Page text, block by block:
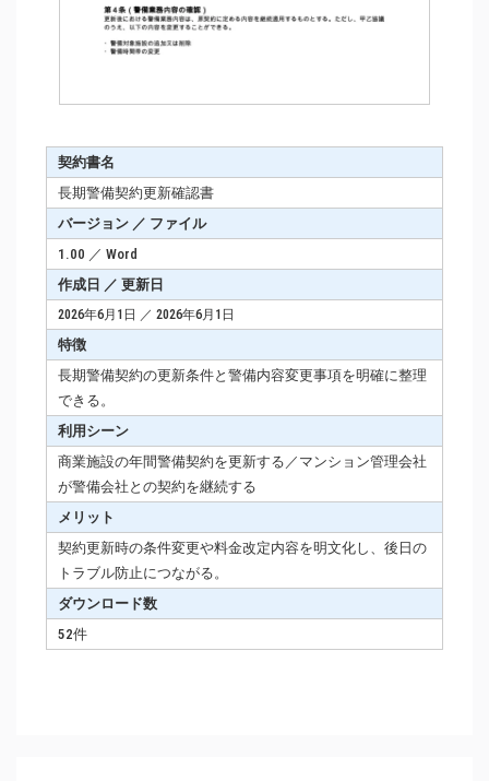
契約書名
長期警備契約更新確認書
バージョン ／ ファイル
1.00 ／ Word
作成日 ／ 更新日
2026年6月1日 ／ 2026年6月1日
特徴
長期警備契約の更新条件と警備内容変更事項を明確に整理
できる。
利用シーン
商業施設の年間警備契約を更新する／マンション管理会社
が警備会社との契約を継続する
メリット
契約更新時の条件変更や料金改定内容を明文化し、後日の
トラブル防止につながる。
ダウンロード数
52件